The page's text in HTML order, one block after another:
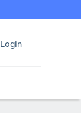
Login